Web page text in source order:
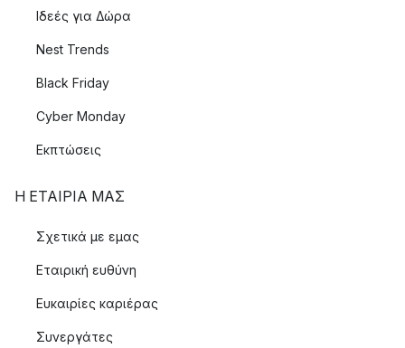
Ιδεές για Δώρα
Nest Trends
Black Friday
Cyber Monday
Εκπτώσεις
Η ΕΤΑΊΡΙΑ ΜΑΣ
Σχετικά με εμας
Εταιρική ευθύνη
Ευκαιρίες καριέρας
Συνεργάτες